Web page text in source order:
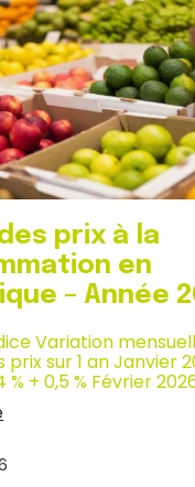
r
i
x
à
l
a
c
o
n
s
m
m
a
t
o
n
e
n
G
a
d
prix à la
en
– Année
Variation
prix sur 1 an Janvier
% + 0,5 % Février
n